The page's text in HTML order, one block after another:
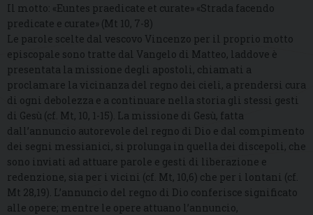
Il motto: «Euntes praedicate et curate» «Strada facendo
predicate e curate» (Mt 10, 7-8)
Le parole scelte dal vescovo Vincenzo per il proprio motto
episcopale sono tratte dal Vangelo di Matteo, laddove è
presentata la missione degli apostoli, chiamati a
proclamare la vicinanza del regno dei cieli, a prendersi cura
di ogni debolezza e a continuare nella storia gli stessi gesti
di Gesù (cf. Mt, 10, 1-15). La missione di Gesù, fatta
dall’annuncio autorevole del regno di Dio e dal compimento
dei segni messianici, si prolunga in quella dei discepoli, che
sono inviati ad attuare parole e gesti di liberazione e
redenzione, sia per i vicini (cf. Mt, 10,6) che per i lontani (cf.
Mt 28,19). L’annuncio del regno di Dio conferisce significato
alle opere; mentre le opere attuano l’annuncio,